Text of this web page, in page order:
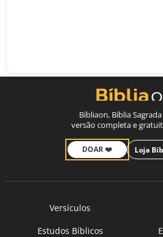
Bíbliaon, Bíblia
versão completa e
DOAR ❤️ Loja
Versículos
Estudos Bíblicos